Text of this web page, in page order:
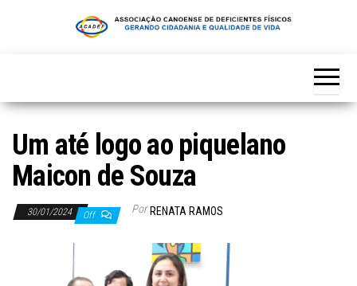
Um até logo ao piquelano
Maicon de Souza
30/01/2024 Off Por RENATA RAMOS